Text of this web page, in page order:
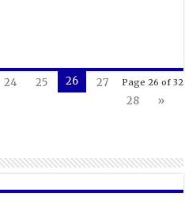
Page 26 of 32
24 25 26
27
28
»